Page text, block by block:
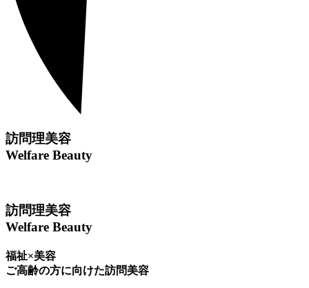
訪問理美容
Welfare Beauty
訪問理美容
Welfare Beauty
福祉×美容
ご高齢の方に向けた訪問美容